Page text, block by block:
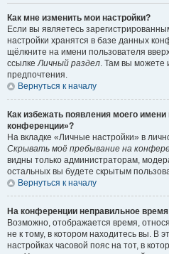
Как мне изменить мои настройки?
Если вы являетесь
настройки хранятся в базе данных
щёлкните на имени пользователя
ссылкеЛичный раздел. Там вы можете
предпочтения.
Вернуться к началу
Как избежать появления моего имени
конференции»?
На вкладке «Личные настройки» в
Скрывать моё пребывание на
видны только администраторам,
остальных вы будете скрытым
Вернуться к началу
На конференции неправильное
Возможно, отображается время,
не к тому, в котором находитесь вы. В
настройках часовой пояс на тот, в